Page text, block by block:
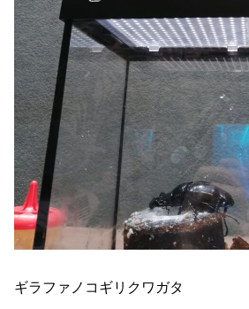
ギラファノコギリクワガタ